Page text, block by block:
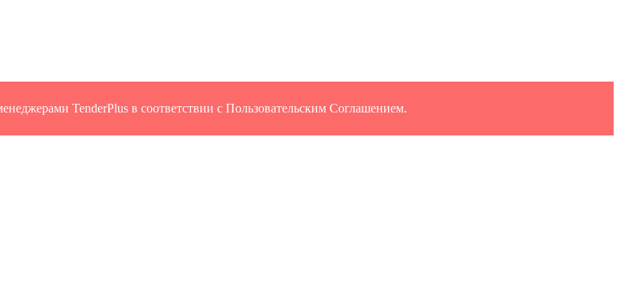
TenderPlus в соответствии с Пользовательским Соглашением.